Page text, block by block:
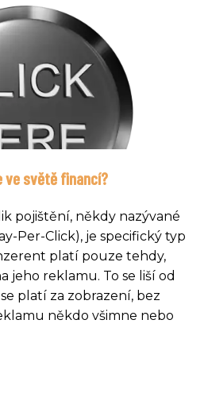
ve světě financí?
pojištění, někdy nazývané
Per-Click), je specifický typ
platí pouze tehdy,
jeho reklamu. To se liší od
platí za zobrazení, bez
někdo všimne nebo